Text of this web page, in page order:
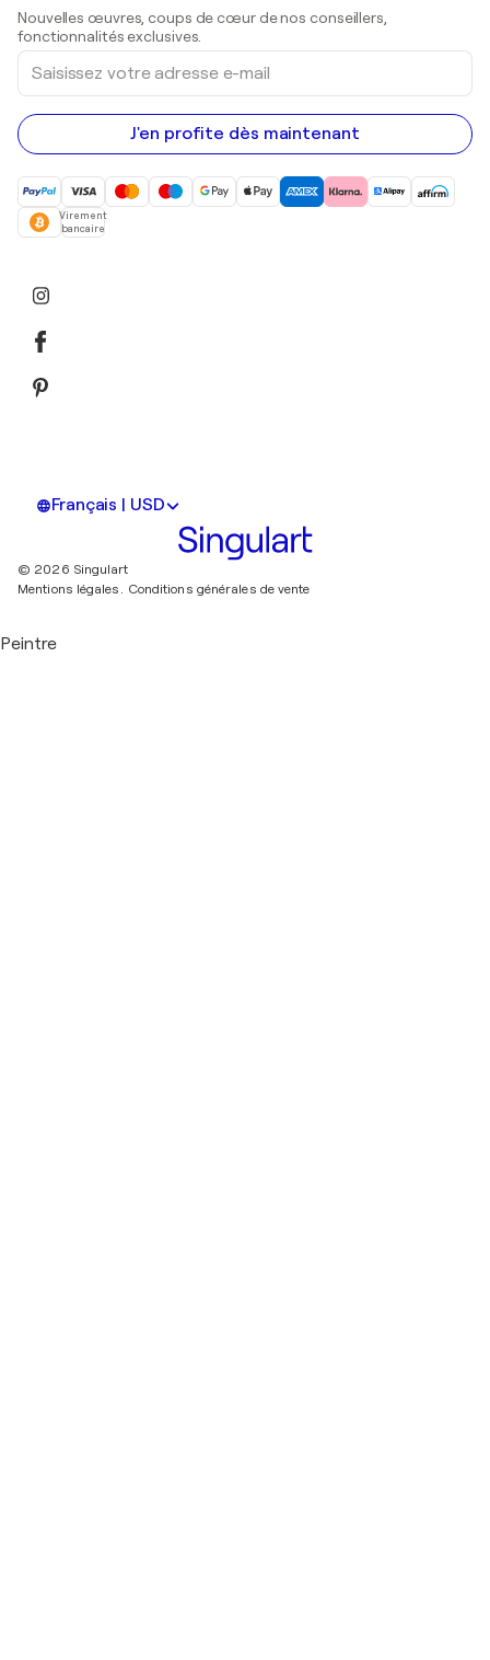
Peintures acryliques
Nouvelles œuvres, coups de cœur de nos conseillers,
fonctionnalités exclusives.
Saisissez
votre
adresse
e-
mail
J'en profite dès maintenant
Virement
bancaire
Français | USD
© 2026 Singulart
Mentions légales. Conditions générales de vente
Peintre